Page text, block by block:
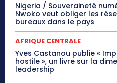
Nigeria / Souveraineté
Nwoko veut obliger les
bureaux dans le pays
AFRIQUE CENTRALE
Yves Castanou publie «
hostile », un livre sur la
leadership